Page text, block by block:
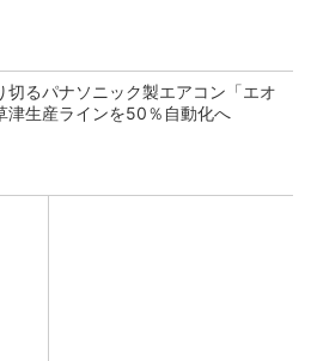
切るパナソニック製エアコン「エオ
生産ラインを50％自動化へ